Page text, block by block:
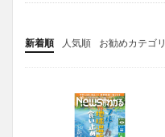
新着順 人気順
お勧めカテゴリ
投稿
学び
マンガ
電子書籍